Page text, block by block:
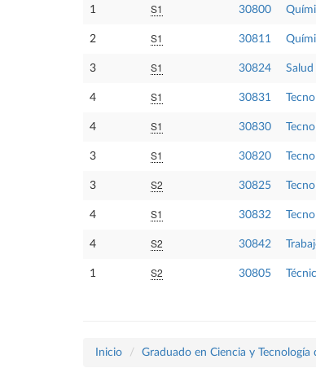
1 S1 30800
2 S1 30811
3 S1 30824
4 S1 30831
4 S1 30830
3 S1 30820
3 S2 30825
4 S1 30832
4 S2 30842
1 S2 30805
Inicio Graduado en Ciencia y Tecnología